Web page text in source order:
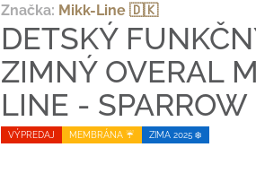
VÝPREDAJ MEMBRÁNA ☔️ ZIMA 2025 ❄️
DETSKÝ
ZIMNÝ OVERAL
LINE - SPARROW
Značka: Mikk-Line 🇩🇰